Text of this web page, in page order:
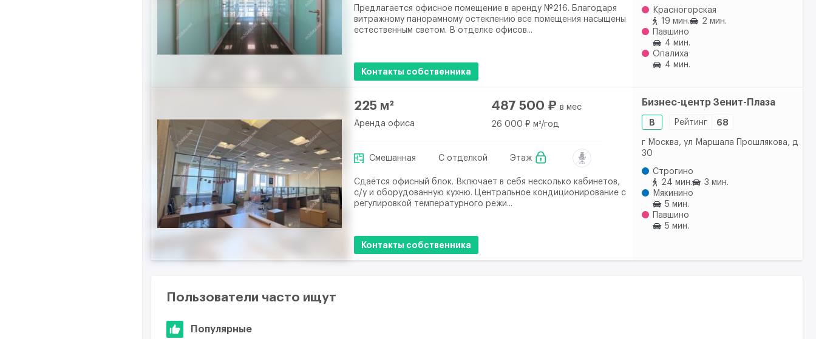
Предлагается офисное помещение в аренду №216. Благодаря
витражному панорамному остеклению все помещения насыщены
естественным светом. В отделке офисов...
Контакты собственника
Красногорская
19 мин.
2 мин.
Павшино
4 мин.
Опалиха
4 мин.
225 м²
Аренда офиса
487 500 ₽ в мес
26 000 ₽ м²/год
Смешанная С отделкой Этаж
Сдаётся офисный блок. Включает в себя несколько кабинетов,
с/у и оборудованную кухню. Центральное кондиционирование с
регулировкой температурного режи...
Контакты собственника
Бизнес-центр Зенит-Плаза
B Рейтинг 68
г Москва, ул Маршала Прошлякова, д
30
Строгино
24 мин.
3 мин.
Мякинино
5 мин.
Павшино
5 мин.
Пользователи часто ищут
Популярные